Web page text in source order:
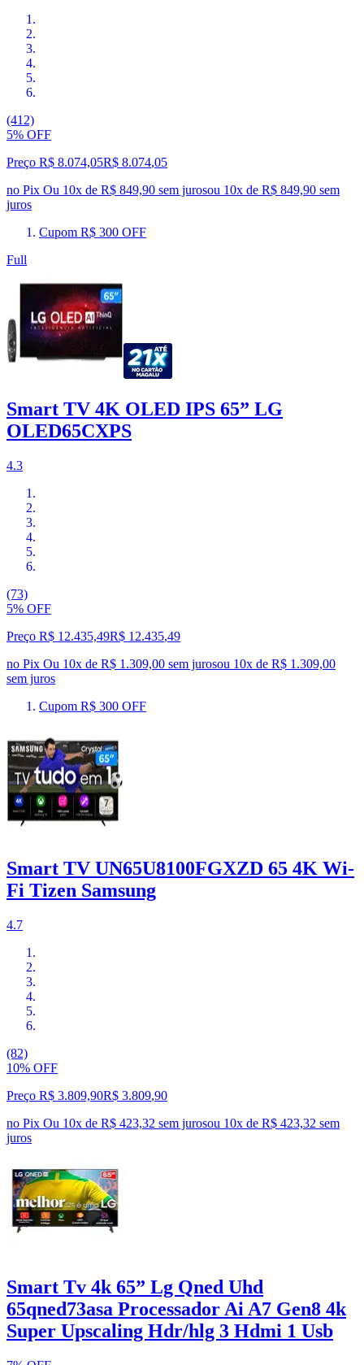
(412)
5% OFF
Preço R$ 8.074,05R$ 8.074,05
no Pix Ou 10x de R$ 849,90 sem jurosou 10x de R$ 849,90 sem
juros
Cupom R$ 300 OFF
Full
Smart TV 4K OLED IPS 65” LG
OLED65CXPS
4.3
(73)
5% OFF
Preço R$ 12.435,49R$ 12.435,49
no Pix Ou 10x de R$ 1.309,00 sem jurosou 10x de R$ 1.309,00
sem juros
Cupom R$ 300 OFF
Smart TV UN65U8100FGXZD 65 4K Wi-
Fi Tizen Samsung
4.7
(82)
10% OFF
Preço R$ 3.809,90R$ 3.809,90
no Pix Ou 10x de R$ 423,32 sem jurosou 10x de R$ 423,32 sem
juros
Smart Tv 4k 65” Lg Qned Uhd
65qned73asa Processador Ai A7 Gen8 4k
Super Upscaling Hdr/hlg 3 Hdmi 1 Usb